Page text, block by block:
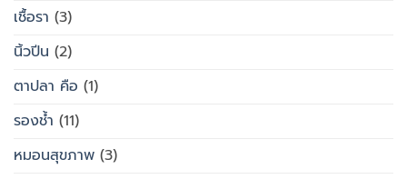
เชื้อรา (3)
นิ้วปีน (2)
ตาปลา คือ (1)
รองช้ำ (11)
หมอนสุขภาพ (3)